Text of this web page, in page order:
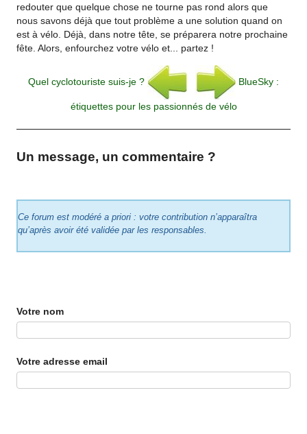
redouter que quelque chose ne tourne pas rond alors que
nous savons déjà que tout problème a une solution quand on
est à vélo. Déjà, dans notre tête, se préparera notre prochaine
fête. Alors, enfourchez votre vélo et... partez !
Quel cyclotouriste suis-je ? BlueSky :
étiquettes pour les passionnés de vélo
Un message, un commentaire ?
Ce forum est modéré a priori : votre contribution n’apparaîtra
qu’après avoir été validée par les responsables.
Votre nom
Votre adresse email